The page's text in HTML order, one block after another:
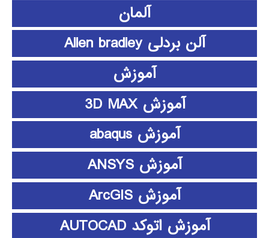
آلمان
آلن بردلی Allen bradley
آموزش
آموزش 3D MAX
آموزش abaqus
آموزش ANSYS
آموزش ArcGIS
آموزش اتوکد AUTOCAD